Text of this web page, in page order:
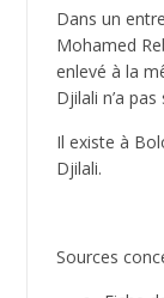
Dans un
Mohamed
enlevé à la
Djilali n’a
Il existe à
Djilali.
Sources